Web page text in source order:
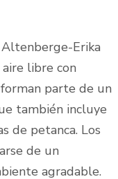
Erika
libre con
forman parte de un
también incluye
de petanca. Los
de un
agradable.